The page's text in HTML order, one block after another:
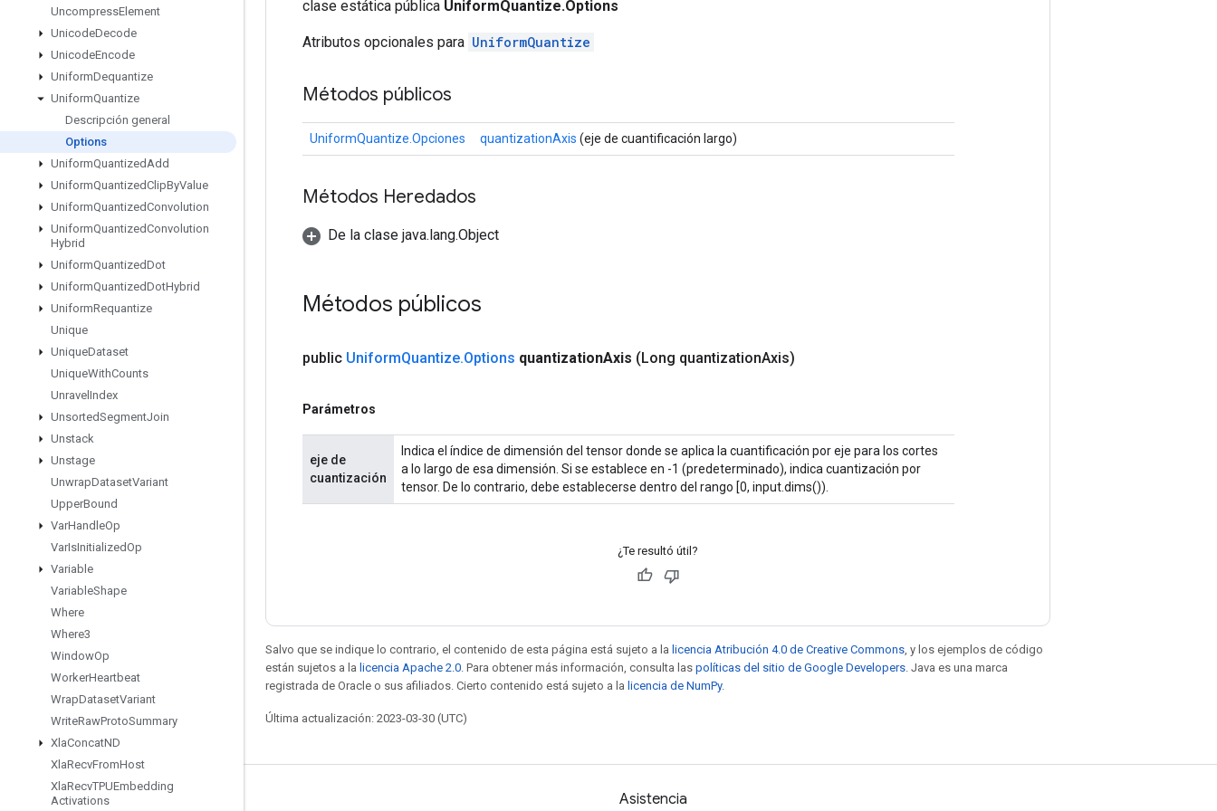
UncompressElement
UnicodeDecode
UnicodeEncode
UniformDequantize
UniformQuantize
Descripción general
Options
UniformQuantizedAdd
UniformQuantizedClipByValue
UniformQuantizedConvolution
UniformQuantizedConvolution
Hybrid
UniformQuantizedDot
UniformQuantizedDotHybrid
UniformRequantize
Unique
UniqueDataset
UniqueWithCounts
Unravel Index
UnsortedSegmentJoin
Unstack
Unstage
UnwrapDatasetVariant
UpperBound
VarHandleOp
VarIsInitializedOp
Variable
VariableShape
Where
Where3
WindowOp
WorkerHeartbeat
WrapDatasetVariant
WriteRawProtoSummary
XlaConcatND
XlaRecvFromHost
XlaRecvTPUEmbedding
Activations
clase estática pública UniformQuantize.Options
Atributos opcionales para UniformQuantize
Métodos públicos
UniformQuantize.Opciones quantizationAxis (eje de cuantificación largo)
Métodos Heredados
De la clase java.lang.Object
Métodos públicos
public UniformQuantize.Options quantizationAxis (Long quantizationAxis)
Parámetros
eje de
cuantización
Indica el índice de dimensión del tensor donde se aplica la cuantificación por eje para los cortes
a lo largo de esa dimensión. Si se establece en -1 (predeterminado), indica cuantización por
tensor. De lo contrario, debe establecerse dentro del rango [0, input.dims()).
¿Te resultó útil?
Salvo que se indique lo contrario, el contenido de esta página está sujeto a la licencia Atribución 4.0 de Creative Commons , y los ejemplos de código
están sujetos a la licencia Apache 2.0 . Para obtener más información, consulta las políticas del sitio de Google Developers . Java es una marca
registrada de Oracle o sus afiliados. Cierto contenido está sujeto a la licencia de NumPy.
Última actualización: 2023-03-30 (UTC)
Mantente conectado Asistencia